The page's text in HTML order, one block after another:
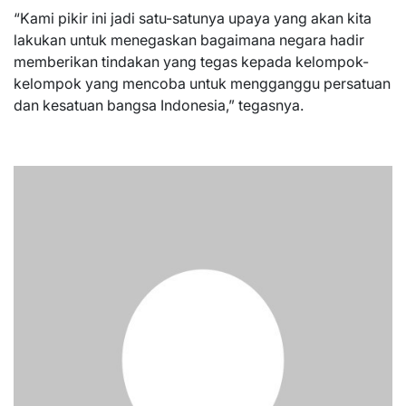
“Kami pikir ini jadi satu-satunya upaya yang akan kita
lakukan untuk menegaskan bagaimana negara hadir
memberikan tindakan yang tegas kepada kelompok-
kelompok yang mencoba untuk mengganggu persatuan
dan kesatuan bangsa Indonesia,” tegasnya.